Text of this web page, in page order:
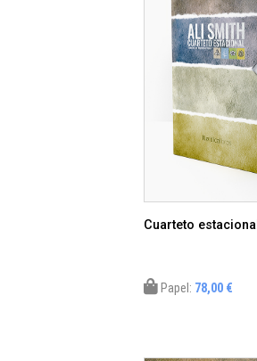
Cuarteto estacional
Papel: 78,00 €